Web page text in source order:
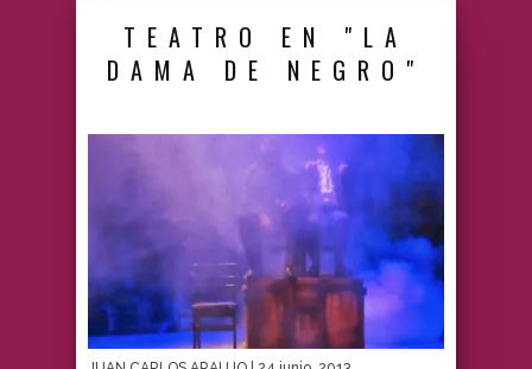
TEATRO EN "LA
DAMA DE NEGRO"